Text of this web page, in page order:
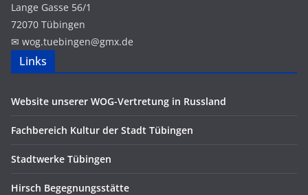
Lange Gasse 56/1
72070 Tübingen
✉ wog.tuebingen@gmx.de
Links
Website unserer WOG-Vertretung in Russland
Fachbereich Kultur der Stadt Tübingen
Stadtwerke Tübingen
Hirsch Begegnungsstätte